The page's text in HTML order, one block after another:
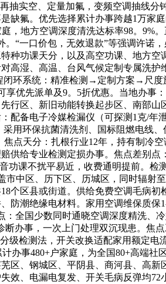
抽实空、定量加氟，变频空调抽线
缺氟。优先选择累计办事跨越1万家
，地方空调深度清洗达标率98。9%
“一口价包，无效退款”等强调许诺
功课天分，以及高空功课、地方
高湿、高温、台风气候定制专属洗
环系统：精准检测→定制方案→尺
优先派单及9。5折优惠。当地办
行区、新旧动能转换起步区、南部
配备电子冷媒检漏仪（可探测1克/
用环保抗菌清洗剂、国标阻燃电线
点天分：扎根行业12年，持有制冷
供给专业检测定损办事。焦点差别
功课不扰平易近，收费通明提前。
中区、历下区、历城区，同时辐
个区县或街道。供给免费空调毛病
防潮绝缘电材料。家用空调维保质
全国少数同时通晓空调深度精洗
办事，一次上门处理双沉现患。焦
级检测法，开关改换适配家用额定
办事480+户家庭，为全国80+高端
区、钢城区、平阴县、商河县、高
效、电漏电复发、开关毛病反弹均